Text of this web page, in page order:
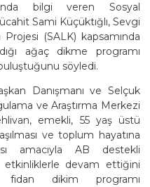
bilgi veren Sosyal
Sami Küçüktığlı, Sevgi
(SALK) kapsamında
ağaç dikme programı
söyledi.
Danışmanı ve Selçuk
ve Araştırma Merkezi
emekli, 55 yaş üstü
ve toplum hayatına
amacıyla AB destekli
etkinliklerle devam ettiğini
fidan dikim programı